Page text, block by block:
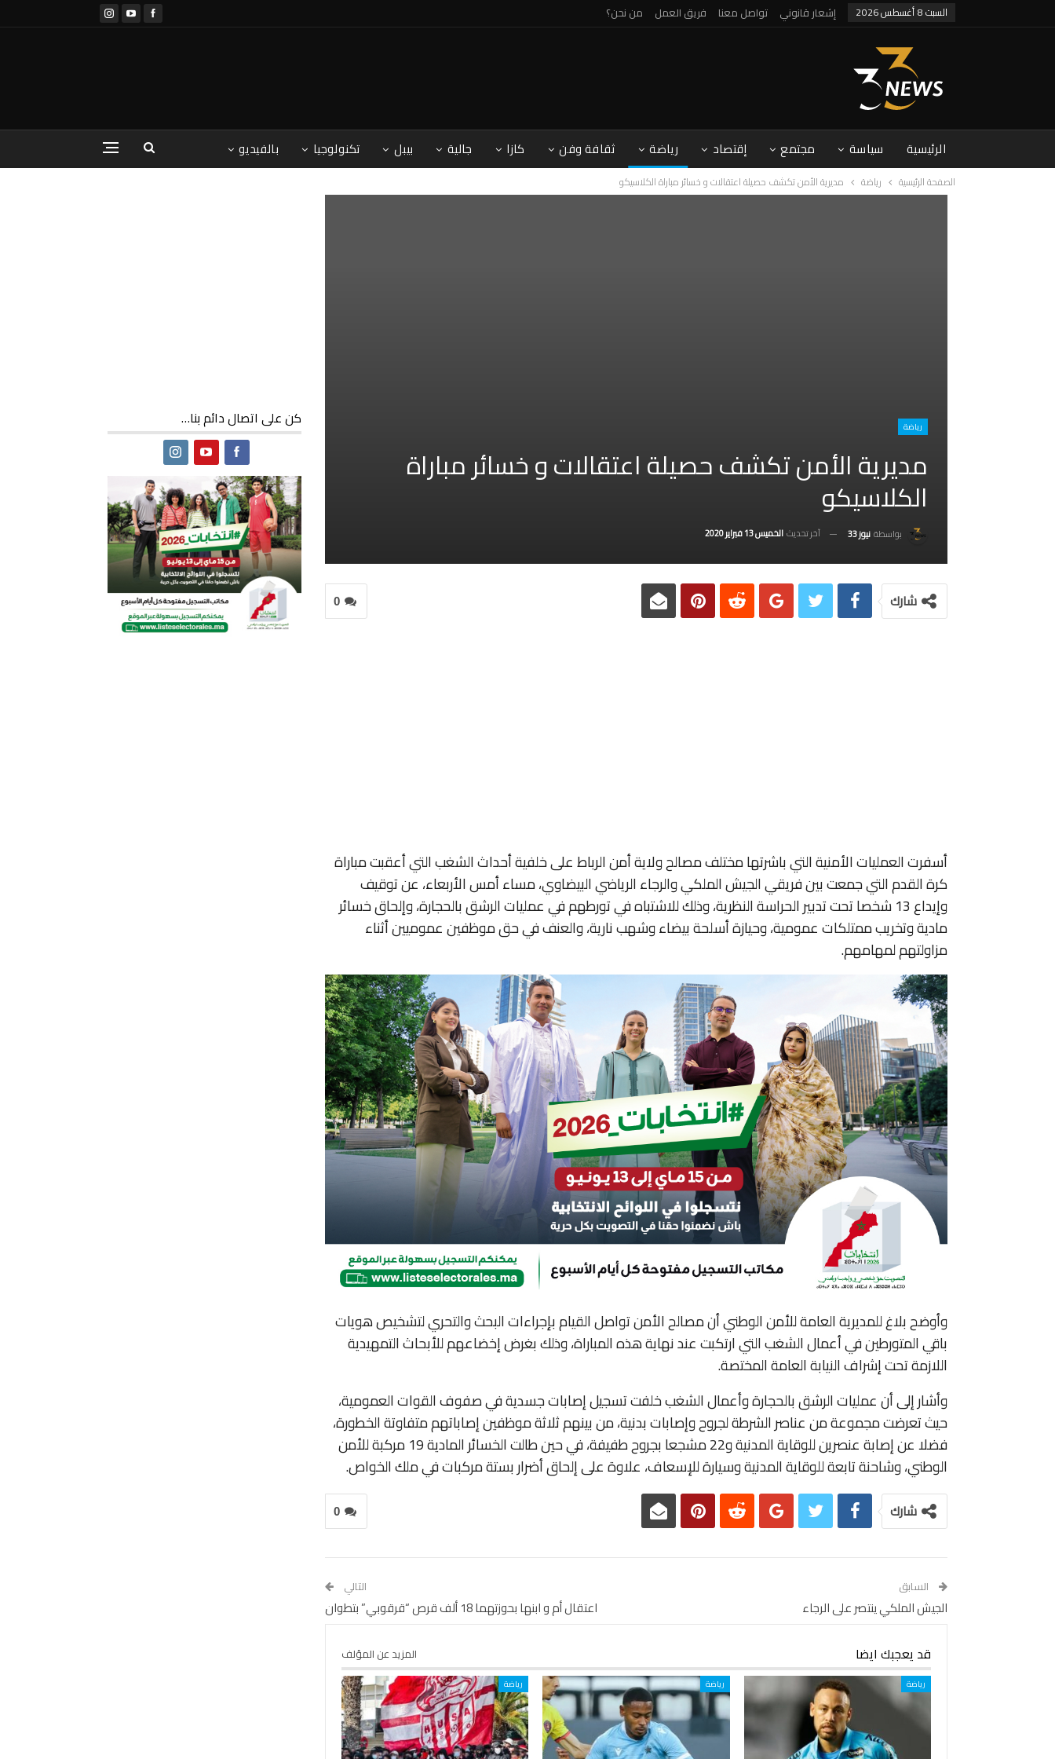
السبت 8 أغسطس 2026 إشعار قانوني تواصل معنا فريق العمل من نحن؟
الرئيسية سياسة مجتمع إقتصاد رياضة ثقافة وفن كازا جالية بيبل تكنولوجيا بالفيديو
الصفحة الرئيسية رياضة مديرية الأمن تكشف حصيلة اعتقالات و خسائر مباراة الكلاسيكو
رياضة
مديرية الأمن تكشف حصيلة اعتقالات و خسائر مباراة
الكلاسيكو
بواسطة نيوز 33 آخر تحديث الخميس 13 فبراير 2020
0 شارك
أسفرت العمليات الأمنية التي باشرتها مختلف مصالح ولاية أمن الرباط على خلفية أحداث الشغب التي أعقبت مباراة
كرة القدم التي جمعت بين فريقي الجيش الملكي والرجاء الرياضي البيضاوي، مساء أمس الأربعاء، عن توقيف
وإيداع 13 شخصا تحت تدبير الحراسة النظرية، وذلك للاشتباه في تورطهم في عمليات الرشق بالحجارة، وإلحاق خسائر
مادية وتخريب ممتلكات عمومية، وحيازة أسلحة بيضاء وشهب نارية، والعنف في حق موظفين عموميين أثناء
مزاولتهم لمهامهم.
وأوضح بلاغ للمديرية العامة للأمن الوطني أن مصالح الأمن تواصل القيام بإجراءات البحث والتحري لتشخيص هويات
باقي المتورطين في أعمال الشغب التي ارتكبت عند نهاية هذه المباراة، وذلك بغرض إخضاعهم للأبحاث التمهيدية
اللازمة تحت إشراف النيابة العامة المختصة.
وأشار إلى أن عمليات الرشق بالحجارة وأعمال الشغب خلفت تسجيل إصابات جسدية في صفوف القوات العمومية،
حيث تعرضت مجموعة من عناصر الشرطة لجروح وإصابات بدنية، من بينهم ثلاثة موظفين إصاباتهم متفاوتة الخطورة،
فضلا عن إصابة عنصرين للوقاية المدنية و22 مشجعا بجروح طفيفة، في حين طالت الخسائر المادية 19 مركبة للأمن
الوطني، وشاحنة تابعة للوقاية المدنية وسيارة للإسعاف، علاوة على إلحاق أضرار بستة مركبات في ملك الخواص.
0 شارك
السابق
الجيش الملكي ينتصر على الرجاء
التالي
اعتقال أم و ابنها بحوزتهما 18 ألف قرص “قرقوبي” بتطوان
قد يعجبك ايضا المزيد عن المؤلف
رياضة رياضة رياضة
كن على اتصال دائم بنا…